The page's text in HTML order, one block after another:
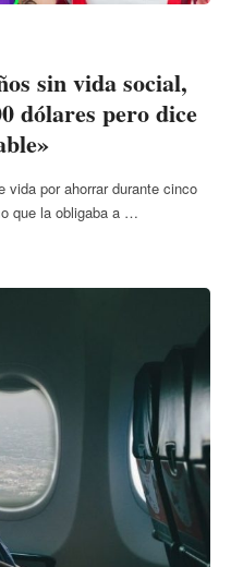
sin vida social,
dólares pero dice
por ahorrar durante cinco
que la obligaba a …